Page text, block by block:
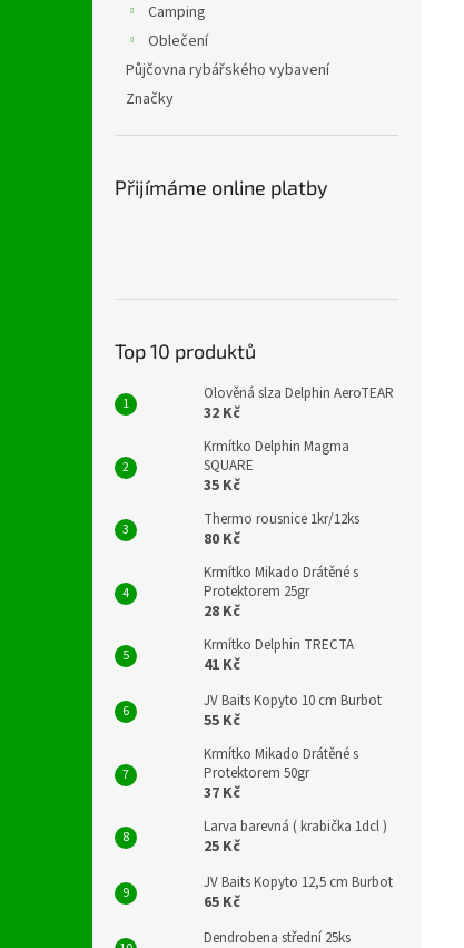
Camping
Oblečení
Půjčovna rybářského vybavení
Značky
Přijímáme online platby
Top 10 produktů
Olověná slza Delphin AeroTEAR
32 Kč
Krmítko Delphin Magma
SQUARE
35 Kč
Thermo rousnice 1kr/12ks
80 Kč
Krmítko Mikado Drátěné s
Protektorem 25gr
28 Kč
Krmítko Delphin TRECTA
41 Kč
JV Baits Kopyto 10 cm Burbot
55 Kč
Krmítko Mikado Drátěné s
Protektorem 50gr
37 Kč
Larva barevná ( krabička 1dcl )
25 Kč
JV Baits Kopyto 12,5 cm Burbot
65 Kč
Dendrobena střední 25ks